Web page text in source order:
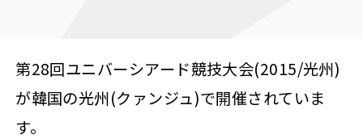
第28回ユニバーシアード競技大会(2015/光州)
が韓国の光州(クァンジュ)で開催されていま
す。